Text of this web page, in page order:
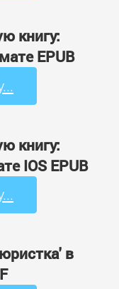
книгу:
EPUB
книгу:
IOS EPUB
в